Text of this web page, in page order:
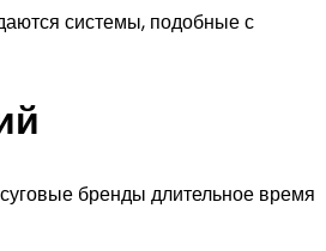
системы, подобные с
бренды длительное время